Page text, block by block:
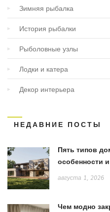
Зимняя рыбалка
История рыбалки
Рыболовные узлы
Лодки и катера
Декор интерьера
НЕДАВНИЕ ПОСТЫ
Пять типов
особенности
августа 1, 2026
Чем модно